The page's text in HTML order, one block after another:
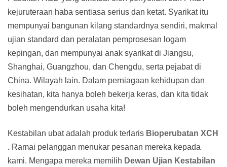
kejuruteraan haba sentiasa serius dan ketat. Syarikat itu
mempunyai bangunan kilang standardnya sendiri, makmal
ujian standard dan peralatan pemprosesan logam
kepingan, dan mempunyai anak syarikat di Jiangsu,
Shanghai, Guangzhou, dan Chengdu, serta pejabat di
China. Wilayah lain. Dalam perniagaan kehidupan dan
kesihatan, kita hanya boleh bekerja keras, dan kita tidak
boleh mengendurkan usaha kita!
Kestabilan ubat adalah produk terlaris Bioperubatan XCH
. Ramai pelanggan menukar pesanan mereka kepada
kami. Mengapa mereka memilih Dewan Ujian Kestabilan